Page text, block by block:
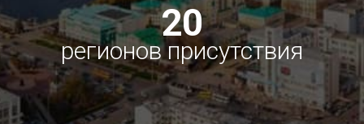
20
регионов присутствия